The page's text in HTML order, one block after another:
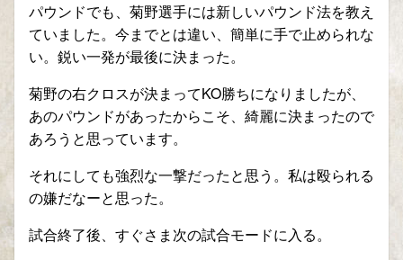
パウンドでも、菊野選手には新しいパウンド法を教え
ていました。今までとは違い、簡単に手で止められな
い。鋭い一発が最後に決まった。
菊野の右クロスが決まってKO勝ちになりましたが、
あのパウンドがあったからこそ、綺麗に決まったので
あろうと思っています。
それにしても強烈な一撃だったと思う。私は殴られる
の嫌だなーと思った。
試合終了後、すぐさま次の試合モードに入る。